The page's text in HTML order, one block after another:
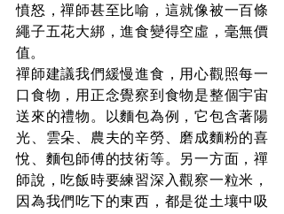
憤怒，禪師甚至比喻，這就像被一百條
繩子五花大綁，進食變得空虛，毫無價
值。
禪師建議我們緩慢進食，用心觀照每一
口食物，用正念覺察到食物是整個宇宙
送來的禮物。以麵包為例，它包含著陽
光、雲朵、農夫的辛勞、磨成麵粉的喜
悅、麵包師傅的技術等。另一方面，禪
師說，吃飯時要練習深入觀察一粒米，
因為我們吃下的東西，都是從土壤中吸